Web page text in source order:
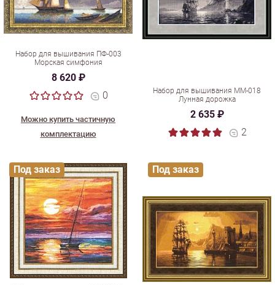
Набор для вышивания ПФ-003
Морская симфония
8 620 ₽
0
Можно купить частичную
комплектацию
Набор для вышивания ММ-018
Лунная дорожка
2 635 ₽
2
Под заказ Под заказ